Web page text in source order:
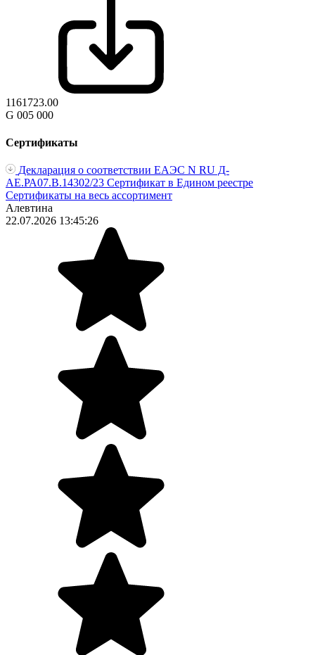
1161723.00
G 005 000
Сертификаты
Декларация о соответствии ЕАЭС N RU Д-
AE.РА07.В.14302/23 Сертификат в Едином реестре
Сертификаты на весь ассортимент
Алевтина
22.07.2026 13:45:26